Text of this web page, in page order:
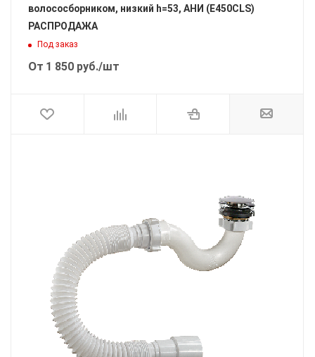
волососборником, низкий h=53, АНИ (E450CLS)
РАСПРОДАЖА
Под заказ
От 1 850 руб./шт